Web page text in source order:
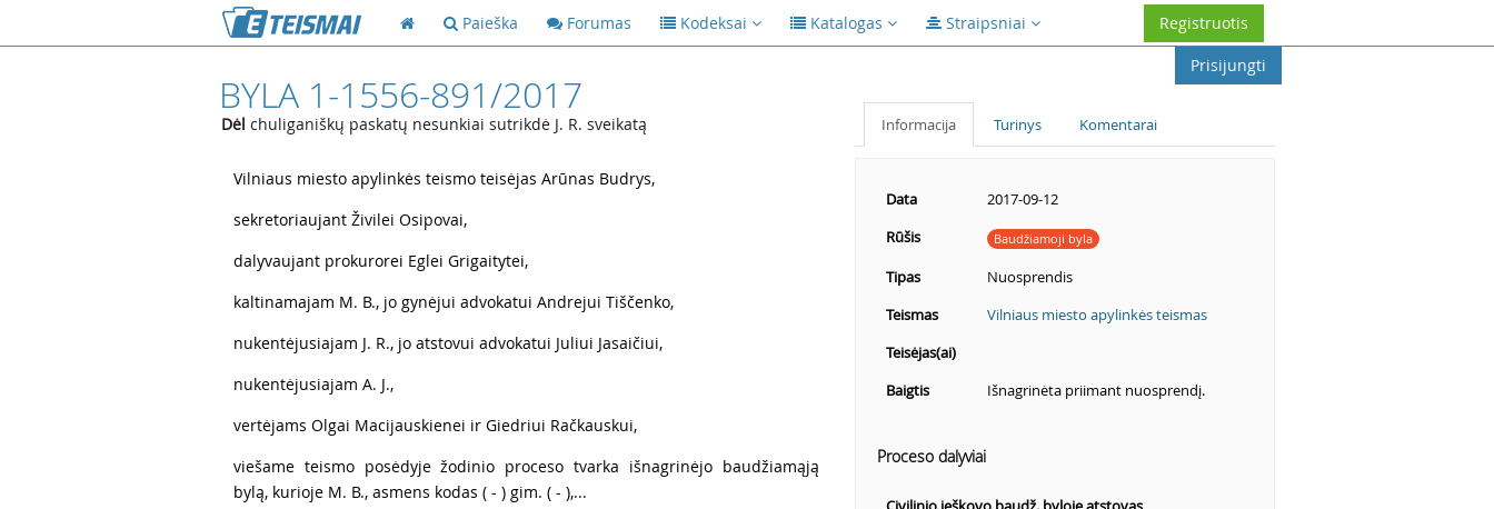
Paieška Forumas Kodeksai Katalogas Straipsniai
Registruotis
Prisijungti
BYLA 1-1556-891/2017
Dėl chuliganiškų paskatų nesunkiai sutrikdė J. R. sveikatą
Vilniaus miesto apylinkės teismo teisėjas Arūnas Budrys,
sekretoriaujant Živilei Osipovai,
dalyvaujant prokurorei Eglei Grigaitytei,
kaltinamajam M. B., jo gynėjui advokatui Andrejui Tiščenko,
nukentėjusiajam J. R., jo atstovui advokatui Juliui Jasaičiui,
nukentėjusiajam A. J.,
vertėjams Olgai Macijauskienei ir Giedriui Račkauskui,
viešame teismo posėdyje žodinio proceso tvarka išnagrinėjo baudžiamąją
bylą, kurioje M. B., asmens kodas ( - ) gim. ( - ),...
Informacija Turinys Komentarai
Data
2017-09-12
Rūšis
Baudžiamoji byla
Tipas
Nuosprendis
Teismas
Vilniaus miesto apylinkės teismas
Teisėjas(ai)
Baigtis
Išnagrinėta priimant nuosprendį.
Proceso dalyviai